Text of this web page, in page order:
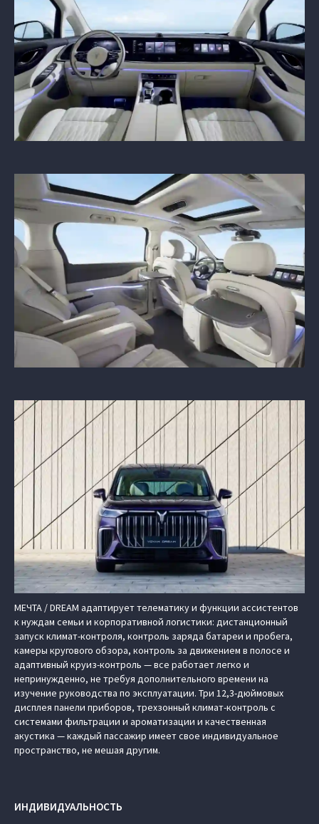
МЕЧТА / DREAM адаптирует телематику и функции ассистентов
к нуждам семьи и корпоративной логистики: дистанционный
запуск климат-контроля, контроль заряда батареи и пробега,
камеры кругового обзора, контроль за движением в полосе и
адаптивный круиз-контроль — все работает легко и
непринужденно, не требуя дополнительного времени на
изучение руководства по эксплуатации. Три 12,3-дюймовых
дисплея панели приборов, трехзонный климат-контроль с
системами фильтрации и ароматизации и качественная
акустика — каждый пассажир имеет свое индивидуальное
пространство, не мешая другим.
ИНДИВИДУАЛЬНОСТЬ